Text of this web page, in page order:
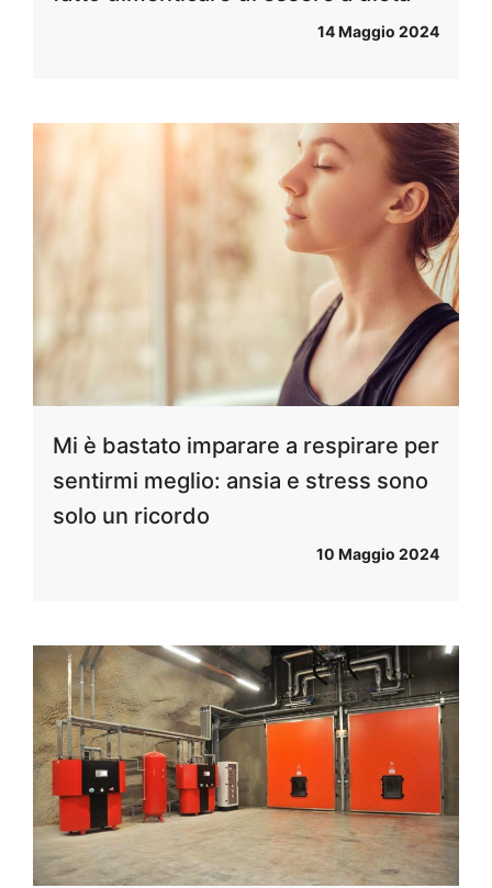
14 Maggio 2024
Mi è bastato imparare a respirare per
sentirmi meglio: ansia e stress sono
solo un ricordo
10 Maggio 2024